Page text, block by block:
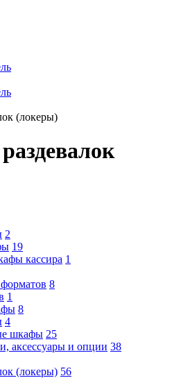
(локеры)
2
19
кассира 1
8
1
8
4
шкафы 25
аксессуары и опции 38
(локеры) 56